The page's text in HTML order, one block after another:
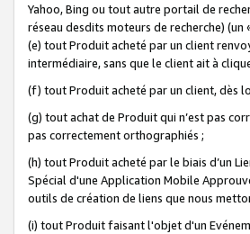
Yahoo, Bing ou tout autre portail de
réseau desdits moteurs de recherche) (un
(e) tout Produit acheté par un client
intermédiaire, sans que le client ait à
(f) tout Produit acheté par un client, dès
(g) tout achat de Produit qui n’est pas
pas correctement orthographiés ;
(h) tout Produit acheté par le biais d’un
Spécial d'une Application Mobile
outils de création de liens que nous
(i) tout Produit faisant l'objet d'un